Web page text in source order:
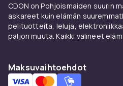
CDON on Pohjoismaiden suurin
askareet kuin elämän
pelituotteita, leluja,
paljon muuta. Kaikki välineet
Maksuvaihtoehdot